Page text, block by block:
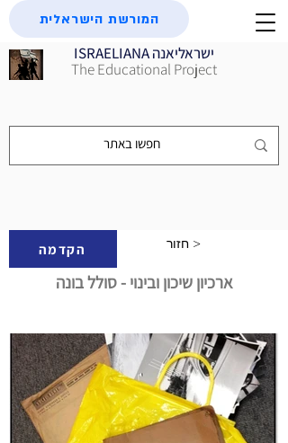
ISRAELIANA ישראליאנה
The Educational Project
המורשת הישראלית
הקדמה חזור >
ארכיון שיכון ובינוי - סולל בונה